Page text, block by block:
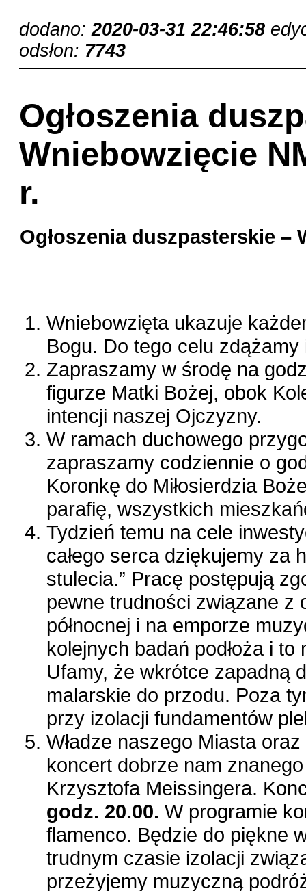
dodano:2020-03-31 22:46:58
odsłon: 7743
Ogłoszenia
Wniebowzięcie
r.
Ogłoszenia duszpasterskie –
Wniebowzięta ukazuje
Bogu. Do tego celu
Zapraszamy w środę na
figurze Matki Bożej, obok
intencji naszej Ojczyzny.
W ramach duchowego
zapraszamy codziennie o
Koronkę do Miłosierdzia
parafię, wszystkich
Tydzień temu na cele
całego serca dziękujemy za
stulecia.” Pracę postępują
pewne trudności związane z
północnej i na emporze
kolejnych badań podłoża i
Ufamy, że wkrótce zapadną
malarskie do przodu. Poza
przy izolacji fundamentów
Władze naszego Miasta
koncert dobrze nam
Krzysztofa Meissingera.
godz. 20.00. W programie
flamenco. Będzie do piękne
trudnym czasie izolacji
przeżyjemy muzyczną